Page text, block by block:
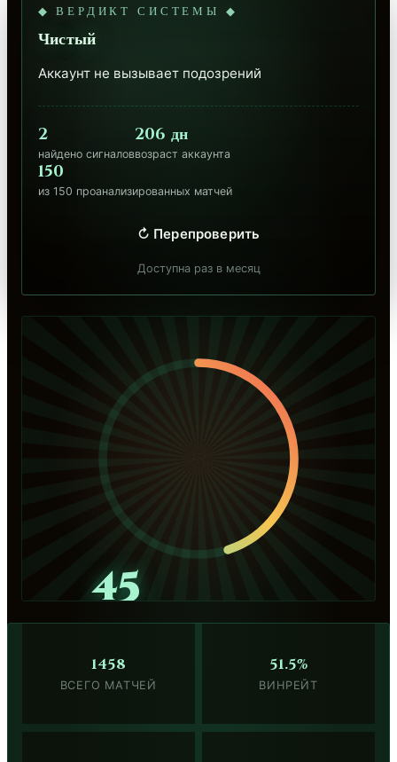
◆ ВЕРДИКТ СИСТЕМЫ ◆
Чистый
Аккаунт не вызывает подозрений
2
найдено сигналов
206 дн
возраст аккаунта
150
из 150 проанализированных матчей
↻ Перепроверить
Доступна раз в месяц
45
1458
ВСЕГО МАТЧЕЙ
51.5%
ВИНРЕЙТ